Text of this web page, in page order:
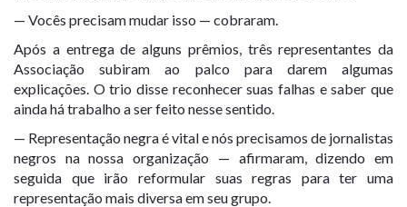
— Vocês precisam mudar isso — cobraram.
Após a entrega de alguns prêmios, três representantes da
Associação subiram ao palco para darem algumas
explicações. O trio disse reconhecer suas falhas e saber que
ainda há trabalho a ser feito nesse sentido.
— Representação negra é vital e nós precisamos de jornalistas
negros na nossa organização — afirmaram, dizendo em
seguida que irão reformular suas regras para ter uma
representação mais diversa em seu grupo.